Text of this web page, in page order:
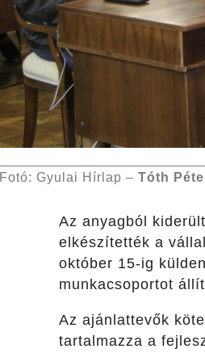
Fotó: Gyulai Hírlap – Tóth
Az anyagból
elkészítették a
október 15-ig
munkacsoportot
Az ajánlattevők
tartalmazza a